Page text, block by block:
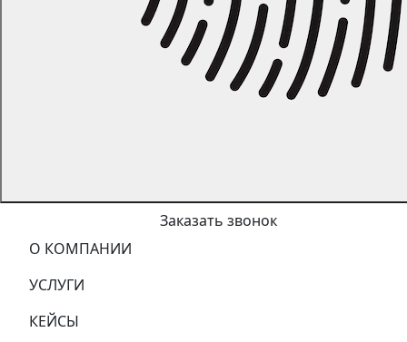
Заказать звонок
О КОМПАНИИ
УСЛУГИ
КЕЙСЫ